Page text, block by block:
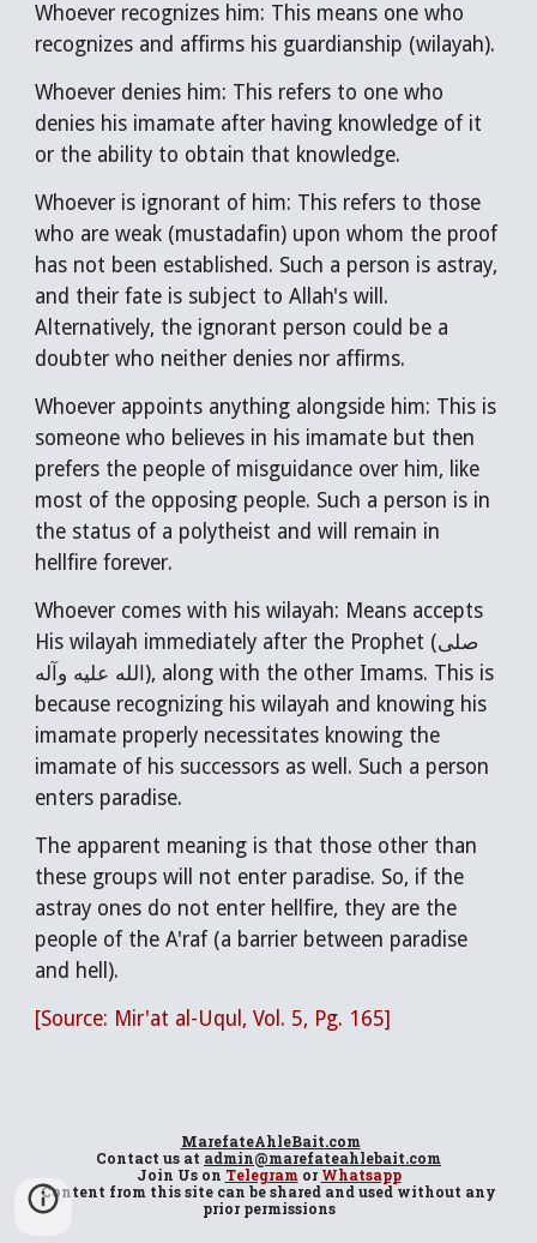
Whoever recognizes him: This means one who
recognizes and affirms his guardianship (wilayah).
Whoever denies him: This refers to one who
denies his imamate after having knowledge of it
or the ability to obtain that knowledge.
Whoever is ignorant of him: This refers to those
who are weak (mustadafin) upon whom the proof
has not been established. Such a person is astray,
and their fate is subject to Allah's will.
Alternatively, the ignorant person could be a
doubter who neither denies nor affirms.
Whoever appoints anything alongside him: This is
someone who believes in his imamate but then
prefers the people of misguidance over him, like
most of the opposing people. Such a person is in
the status of a polytheist and will remain in
hellfire forever.
Whoever comes with his wilayah: Means accepts
His wilayah immediately after the Prophet (صلى
الله عليه وآله), along with the other Imams. This is
because recognizing his wilayah and knowing his
imamate properly necessitates knowing the
imamate of his successors as well. Such a person
enters paradise.
The apparent meaning is that those other than
these groups will not enter paradise. So, if the
astray ones do not enter hellfire, they are the
people of the A'raf (a barrier between paradise
and hell).
[Source: Mir'at al-Uqul, Vol. 5, Pg. 165]
MarefateAhleBait.com
Contact us at admin@marefateahlebait.com
Join Uson Telegram orWhatsapp
Content from this site can be shared and used without any
prior permissions